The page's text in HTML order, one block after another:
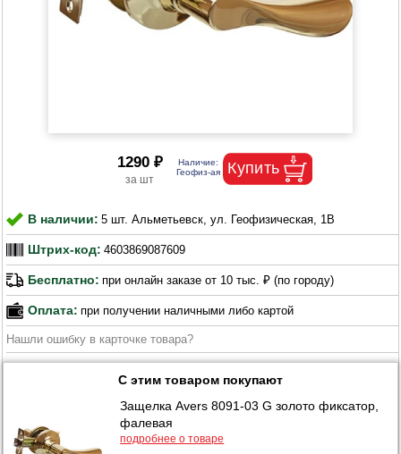
1290 ₽
В наличии: 5 шт. Альметьевск, ул. Геофизическая, 1В
Штрих-код: 4603869087609
Бесплатно: при онлайн заказе от 10 тыс. ₽ (по городу)
Оплата: при получении наличными либо картой
Нашли ошибку в карточке товара?
С этим товаром покупают
Защелка Avers 8091-03 G золото фиксатор,
фалевая
подробнее о товаре